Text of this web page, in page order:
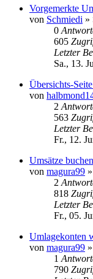
Vorgemerkte
von Schmiedi »
0
605
Letzter
Sa., 13.
Übersichts-
von
2
563
Letzter
Fr., 12.
Umsätze buchen
von magura99 »
2
818
Letzter
Fr., 05.
Umlagekonten
von magura99 »
1
790